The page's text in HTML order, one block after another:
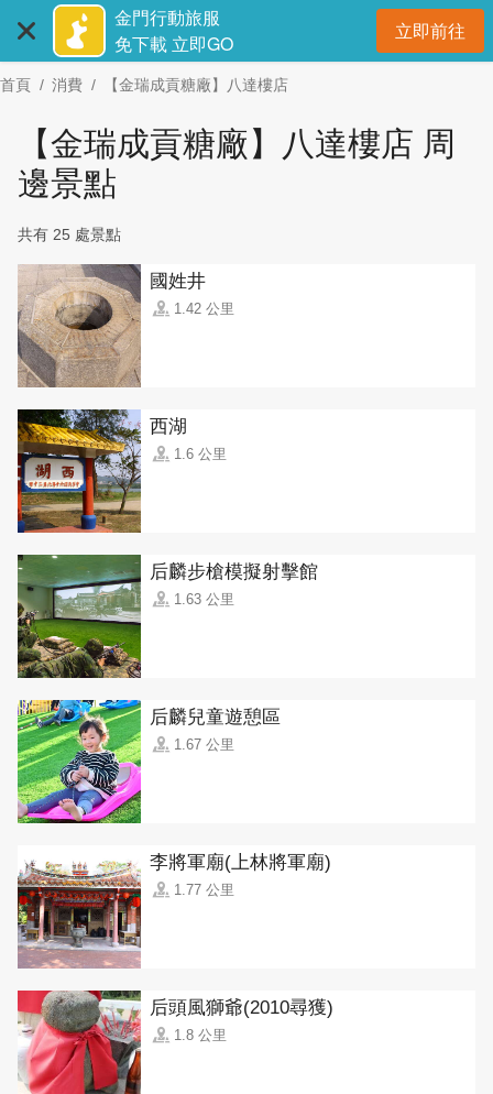
主
要
金門行動旅服
免下載 立即GO
立即前往開
首頁 消費 【金瑞成貢糖廠】八達樓店
【金瑞成貢糖廠】八達樓店 周
邊景點
共有 25 處景點
國姓井
1.42 公里
西湖
1.6 公里
后麟步槍模擬射擊館
1.63 公里
后麟兒童遊憩區
1.67 公里
李將軍廟(上林將軍廟)
1.77 公里
后頭風獅爺(2010尋獲)
1.8 公里